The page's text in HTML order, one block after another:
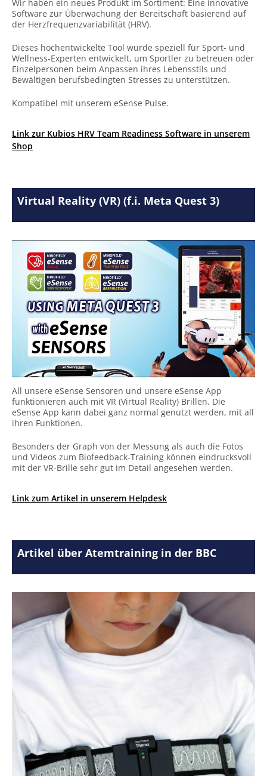
Wir haben ein neues Produkt im Sortiment: Eine innovative
Software zur Überwachung der Bereitschaft basierend auf
der Herzfrequenzvariabilität (HRV).
Dieses hochentwickelte Tool wurde speziell für Sport- und
Wellness-Experten entwickelt, um Sportler zu betreuen oder
Einzelpersonen beim Anpassen ihres Lebensstils und
Bewältigen berufsbedingten Stresses zu unterstützen.
Kompatibel mit unserem eSense Pulse.
Link zur Kubios HRV Team Readiness Software in unserem
Shop
Virtual Reality (VR) (f.i. Meta Quest 3)
All unsere eSense Sensoren und unsere eSense App
funktionieren auch mit VR (Virtual Reality) Brillen. Die
eSense App kann dabei ganz normal genutzt werden, mit all
ihren Funktionen.
Besonders der Graph von der Messung als auch die Fotos
und Videos zum Biofeedback-Training können eindrucksvoll
mit der VR-Brille sehr gut im Detail angesehen werden.
Link zum Artikel in unserem Helpdesk
Artikel über Atemtraining in der BBC